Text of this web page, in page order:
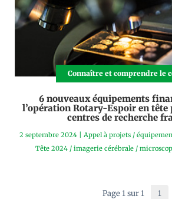
Connaître et comprendre le
6 nouveaux équipements
l’opération Rotary-Espoir en tête
centres de recherche
2 septembre 2024 | Appel à projets /
Tête 2024/ imagerie cérébrale/
Page 1 sur 1 1